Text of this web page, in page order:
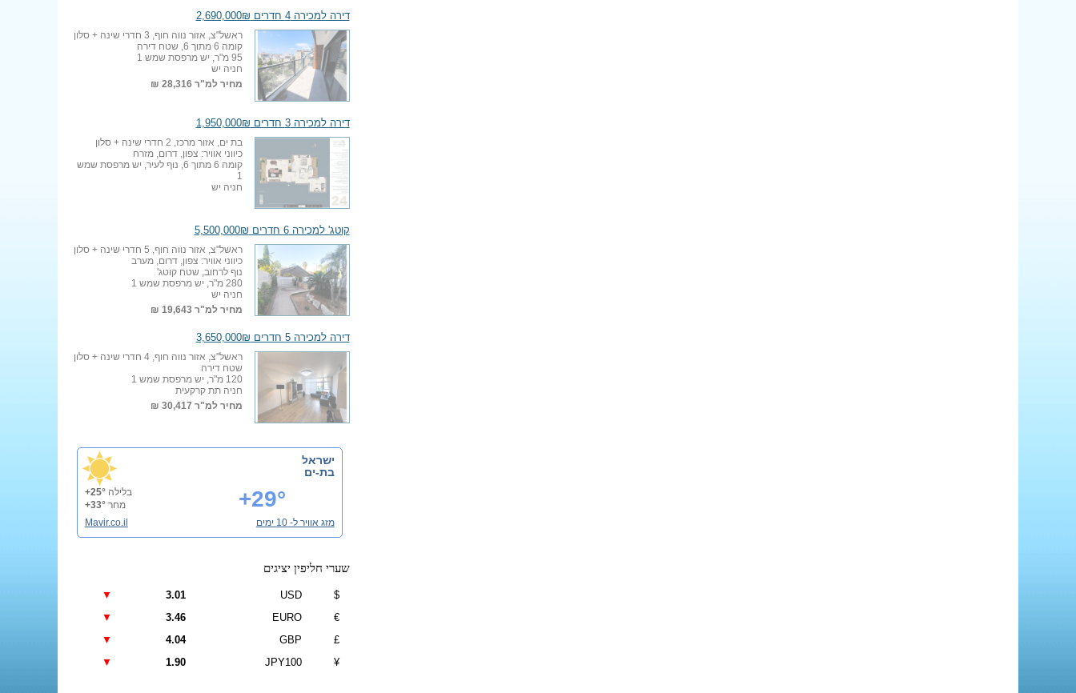
דירה למכירה 4 חדרים 2,690,000₪
ראשל"צ, אזור נווה חוף, 3 חדרי שינה + סלון
קומה 6 מתוך 6, שטח דירה
95 מ"ר, יש מרפסת שמש 1
חניה יש
מחיר למ"ר 28,316 ₪
דירה למכירה 3 חדרים 1,950,000₪
בת ים, אזור מרכז, 2 חדרי שינה + סלון
כיווני אוויר: צפון, דרום, מזרח
קומה 6 מתוך 6, נוף לעיר, יש מרפסת שמש
1
חניה יש
קוטג' למכירה 6 חדרים 5,500,000₪
ראשל"צ, אזור נווה חוף, 5 חדרי שינה + סלון
כיווני אוויר: צפון, דרום, מערב
נוף לרחוב, שטח קוטג'
280 מ"ר, יש מרפסת שמש 1
חניה יש
מחיר למ"ר19,643 ₪
דירה למכירה 5 חדרים 3,650,000₪
ראשל"צ, אזור נווה חוף, 4 חדרי שינה + סלון
שטח דירה
120 מ"ר, יש מרפסת שמש 1
חניה תת קרקעית
מחיר למ"ר 30,417 ₪
ישראל
בת-ים
+29° בלילה+25°
מחר+33°
מזג אוויר ל- 10 ימים
Mavir.co.il
שערי חליפין יציגים
$
USD
3.01
▼
€
EURO
3.46
▼
£
GBP
4.04
▼
¥
JPY100
1.90
▼